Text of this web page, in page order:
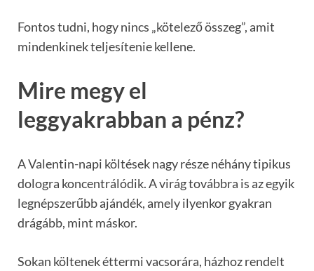
Fontos tudni, hogy nincs „kötelező összeg”, amit
mindenkinek teljesítenie kellene.
Mire megy el
leggyakrabban a pénz?
A Valentin-napi költések nagy része néhány tipikus
dologra koncentrálódik. A virág továbbra is az egyik
legnépszerűbb ajándék, amely ilyenkor gyakran
drágább, mint máskor.
Sokan költenek éttermi vacsorára, házhoz rendelt